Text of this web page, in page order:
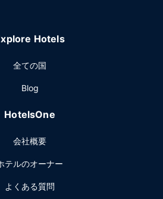
使いいただけます。敷地内にはセル
Hotels
全ての国
Blog
HotelsOne
会社概要
テルのオーナー
よくある質問